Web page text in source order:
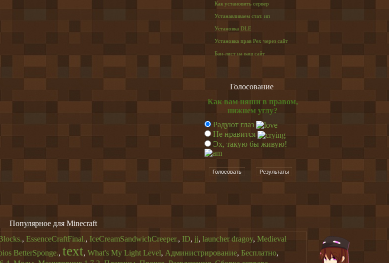
Как установить сервер
Устанавливаем стат. ип
Установка DLE
Установка прав Pex через сайт
Бан-лист на ваш сайт
Голосование
Как вам няши в правом,
нижнем углу?
Радуют глаз
Не нравится
Эх, такую бы живую!
Голосовать Результаты
Популярное для Minecraft
, EssenceCraftFinal., IceCreamSandwichCreeper., ID, jj, launcher dragoy, Medieval
BetterSponge., text, What's My Light Level, Администрирование, Бесплатно,